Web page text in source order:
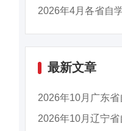
最新文章
2026年10月广东
2026年10月辽宁